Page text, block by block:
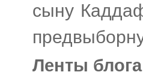
сыну
Ленты